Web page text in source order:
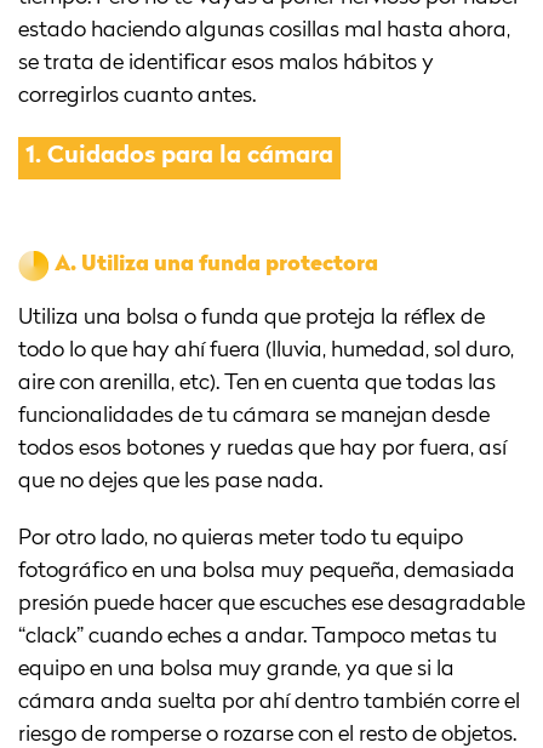
estado haciendo algunas cosillas mal hasta ahora,
se trata de identificar esos malos hábitos y
corregirlos cuanto antes.
1. Cuidados para la cámara
A. Utiliza una funda protectora
Utiliza una bolsa o funda que proteja la réflex de
todo lo que hay ahí fuera (lluvia, humedad, sol duro,
aire con arenilla, etc). Ten en cuenta que todas las
funcionalidades de tu cámara se manejan desde
todos esos botones y ruedas que hay por fuera, así
que no dejes que les pase nada.
Por otro lado, no quieras meter todo tu equipo
fotográfico en una bolsa muy pequeña, demasiada
presión puede hacer que escuches ese desagradable
“clack” cuando eches a andar. Tampoco metas tu
equipo en una bolsa muy grande, ya que si la
cámara anda suelta por ahí dentro también corre el
riesgo de romperse o rozarse con el resto de objetos.